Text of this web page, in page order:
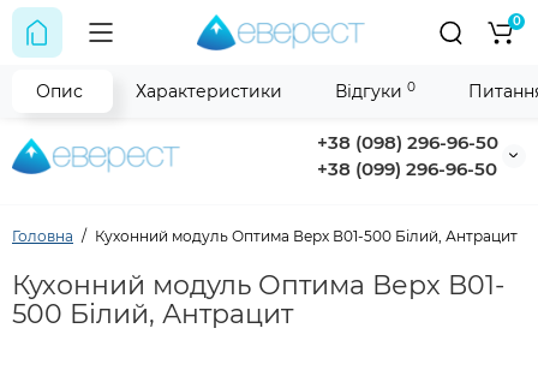
+38 (098) 296-96-50
+38 (099) 296-96-50
0
Головна Кухонний модуль Оптима Верх В01-500 Білий, Антрацит
Кухонний модуль Оптима Верх В01-
500 Білий, Антрацит
Опис Характеристики Відгуки 0